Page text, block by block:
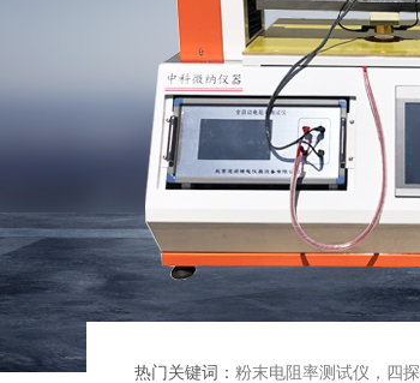
热门关键词： 粉末电阻率测试仪，四探针法粉末电阻率